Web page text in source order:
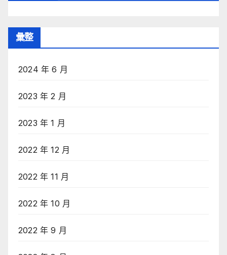
彙整
2024 年 6 月
2023 年 2 月
2023 年 1 月
2022 年 12 月
2022 年 11 月
2022 年 10 月
2022 年 9 月